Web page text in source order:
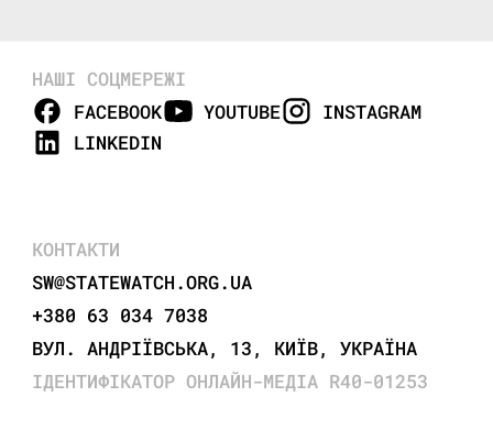
НАШІ СОЦМЕРЕЖІ
FACEBOOK
YOUTUBE
INSTAGRAM
LINKEDIN
КОНТАКТИ
SW@STATEWATCH.ORG.UA
+380 63 034 7038
ВУЛ. АНДРІЇВСЬКА, 13, КИЇВ, УКРАЇНА
ІДЕНТИФІКАТОР ОНЛАЙН-МЕДІА R40-01253